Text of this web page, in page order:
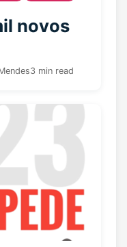
novos
3 min read